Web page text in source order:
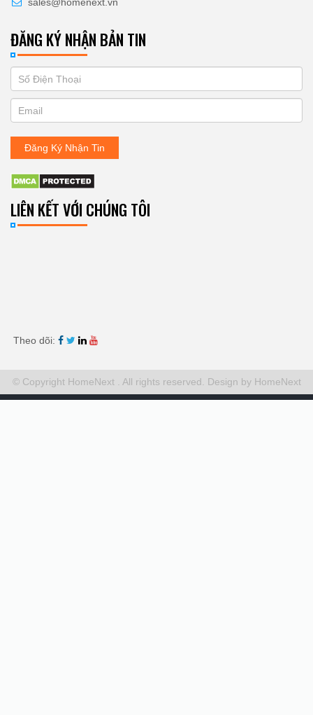
ĐĂNG KÝ NHẬN BẢN TIN
ĐĂNG
KÝ
NHẬN
BẢN
TIN
you
are
human,
leave
this
blank.
Đăng Ký Nhận Tin
LIÊN KẾT VỚI CHÚNG TÔI
Theo dõi:
© Copyright HomeNext . All rights reserved. Design by HomeNext